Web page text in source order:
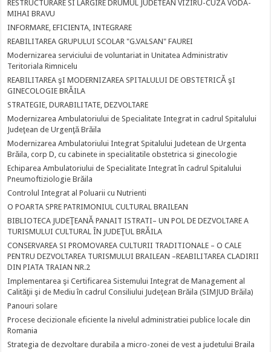
RESTRUCTURARE SI LARGIRE DRUMUL JUDETEAN VIZIRU-CUZA VODA-
MIHAI BRAVU
INFORMARE, EFICIENTA, INTEGRARE
REABILITAREA GRUPULUI SCOLAR "G.VALSAN" FAUREI
Modernizarea serviciului de voluntariat in Unitatea Administrativ
Teritoriala Rimnicelu
REABILITAREA şI MODERNIZAREA SPITALULUI DE OBSTETRICĂ şI
GINECOLOGIE BRĂILA
STRATEGIE, DURABILITATE, DEZVOLTARE
Modernizarea Ambulatoriului de Specialitate Integrat in cadrul Spitalului
Judeţean de Urgenţă Brăila
Modernizarea Ambulatoriului Integrat Spitalului Judetean de Urgenta
Brăila, corp D, cu cabinete in specialitatile obstetrica si ginecologie
Echiparea Ambulatoriului de Specialitate Integrat în cadrul Spitalului
Pneumoftiziologie Brăila
Controlul Integrat al Poluarii cu Nutrienti
O POARTA SPRE PATRIMONIUL CULTURAL BRAILEAN
BIBLIOTECA JUDEŢEANĂ PANAIT ISTRATI– UN POL DE DEZVOLTARE A
TURISMULUI CULTURAL ÎN JUDEŢUL BRĂILA
CONSERVAREA SI PROMOVAREA CULTURII TRADITIONALE – O CALE
PENTRU DEZVOLTAREA TURISMULUI BRAILEAN –REABILITAREA CLADIRII
DIN PIATA TRAIAN NR.2
Implementarea şi Certificarea Sistemului Integrat de Management al
Calităţii şi de Mediu în cadrul Consiliului Judeţean Brăila (SIMJUD Brăila)
Panouri solare
Procese decizionale eficiente la nivelul administratiei publice locale din
Romania
Strategia de dezvoltare durabila a micro-zonei de vest a judetului Braila